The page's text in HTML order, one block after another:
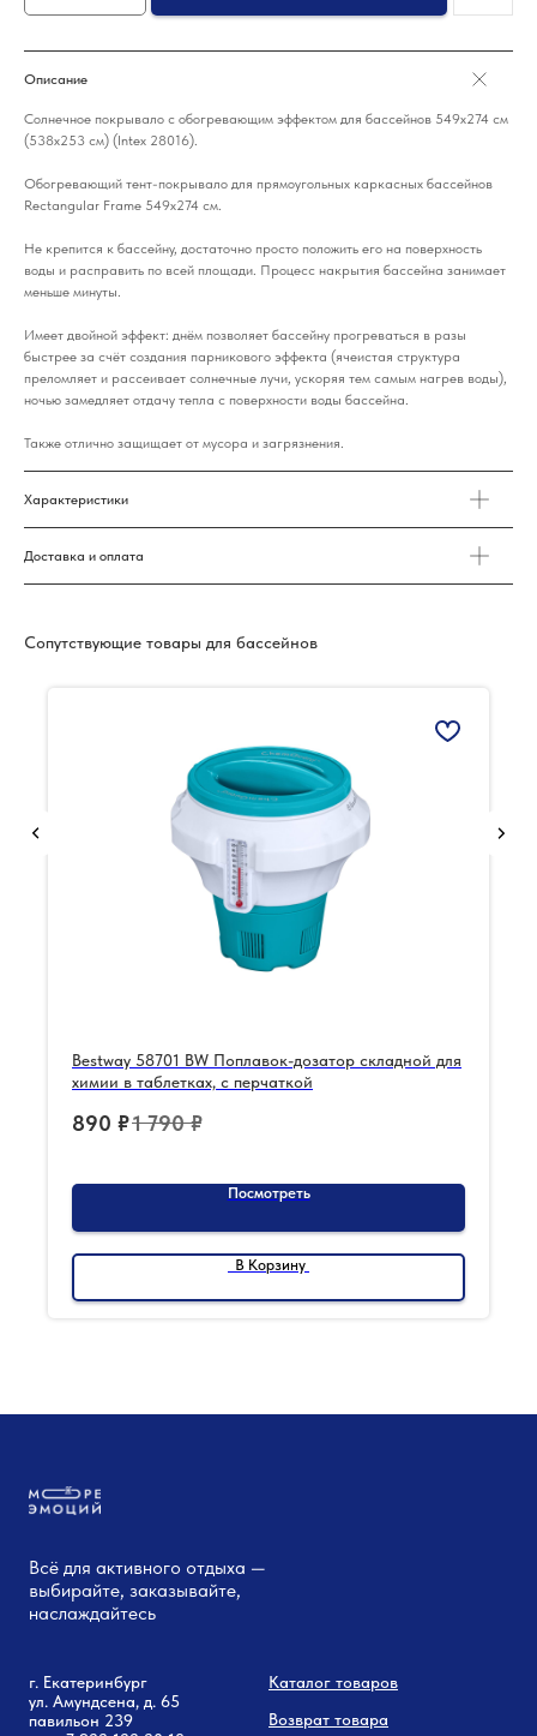
Описание
Солнечное покрывало с обогревающим эффектом для бассейнов 549x274 см
(538x253 см) (Intex 28016).
Обогревающий тент-покрывало для прямоугольных каркасных бассейнов
Rectangular Frame 549x274 см.
Не крепится к бассейну, достаточно просто положить его на поверхность
воды и расправить по всей площади. Процесс накрытия бассейна занимает
меньше минуты.
Имеет двойной эффект: днём позволяет бассейну прогреваться в разы
быстрее за счёт создания парникового эффекта (ячеистая структура
преломляет и рассеивает солнечные лучи, ускоряя тем самым нагрев воды),
ночью замедляет отдачу тепла с поверхности воды бассейна.
Также отлично защищает от мусора и загрязнения.
Характеристики
Доставка и оплата
Сопутствующие товары для бассейнов
Bestway 58701 BW Поплавок-дозатор складной для
химии в таблетках, с перчаткой
890 ₽1 790 ₽
Посмотреть
В Корзину
Всё для активного отдыха —
выбирайте, заказывайте,
наслаждайтесь
г. Екатеринбург
ул. Амундсена, д. 65
павильон 239
Каталог товаров
Возврат товара